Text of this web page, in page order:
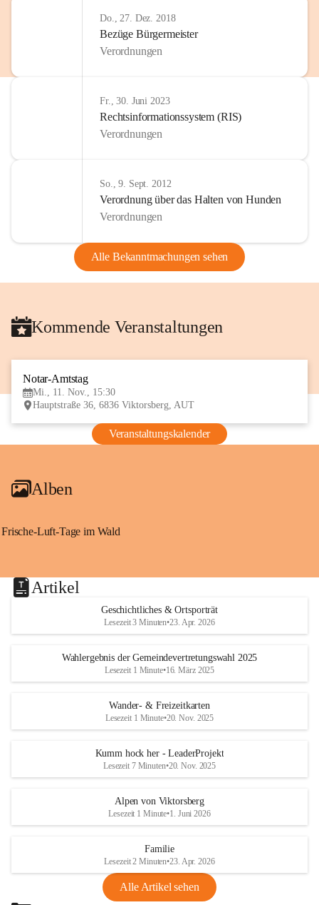
Do., 27. Dez. 2018
Bezüge Bürgermeister
Verordnungen
Fr., 30. Juni 2023
Rechtsinformationssystem (RIS)
Verordnungen
So., 9. Sept. 2012
Verordnung über das Halten von Hunden
Verordnungen
Alle Bekanntmachungen sehen
Kommende Veranstaltungen
Notar-Amtstag
Mi., 11. Nov., 15:30
Hauptstraße 36, 6836 Viktorsberg, AUT
Veranstaltungskalender
Alben
Frische-Luft-Tage im Wald
Artikel
Geschichtliches & Ortsporträt
Lesezeit 3 Minuten•23. Apr. 2026
Wahlergebnis der Gemeindevertretungswahl 2025
Lesezeit 1 Minute•16. März 2025
Wander- & Freizeitkarten
Lesezeit 1 Minute•20. Nov. 2025
Kumm hock her - LeaderProjekt
Lesezeit 7 Minuten•20. Nov. 2025
Alpen von Viktorsberg
Lesezeit 1 Minute•1. Juni 2026
Familie
Lesezeit 2 Minuten•23. Apr. 2026
Alle Artikel sehen